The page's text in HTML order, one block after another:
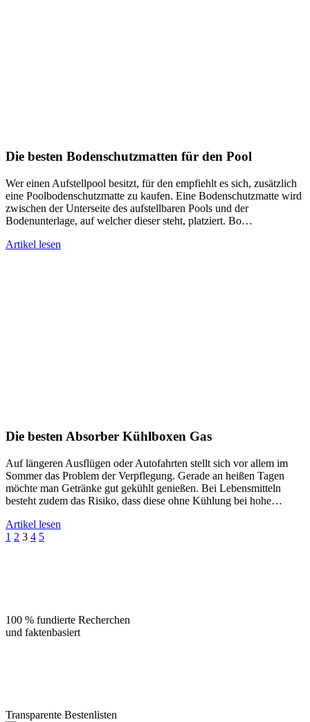
Die besten Bodenschutzmatten für den Pool
Wer einen Aufstellpool besitzt, für den empfiehlt es sich, zusätzlich
eine Poolbodenschutzmatte zu kaufen. Eine Bodenschutzmatte wird
zwischen der Unterseite des aufstellbaren Pools und der
Bodenunterlage, auf welcher dieser steht, platziert. Bo…
Artikel lesen
Die besten Absorber Kühlboxen Gas
Auf längeren Ausflügen oder Autofahrten stellt sich vor allem im
Sommer das Problem der Verpflegung. Gerade an heißen Tagen
möchte man Getränke gut gekühlt genießen. Bei Lebensmitteln
besteht zudem das Risiko, dass diese ohne Kühlung bei hohe…
Artikel lesen
Seitennummerierung
1 2 3 4 5
100 % fundierte Recherchen
und faktenbasiert
Transparente Bestenlisten